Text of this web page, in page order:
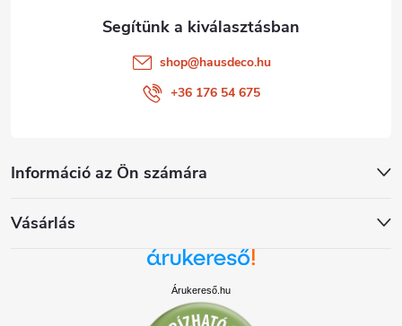
Információ az Ön számára
Vásárlás
shop@hausdeco.hu
+36 176 54 675
Árukereső.hu